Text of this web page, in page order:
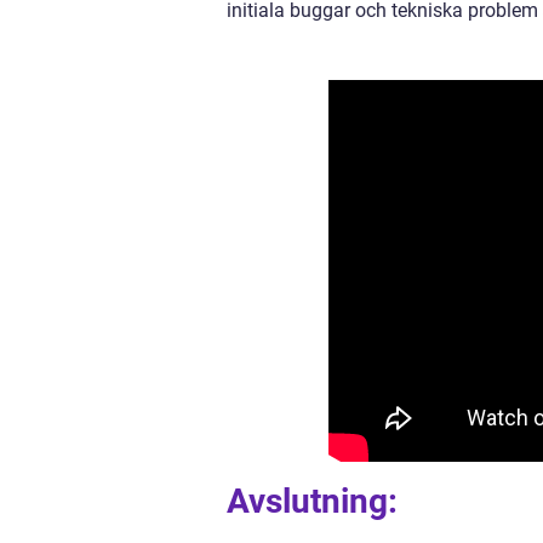
initiala buggar och tekniska
Avslutning: